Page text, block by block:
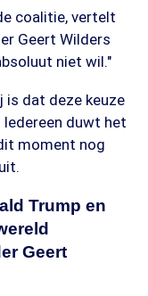
coalitie, vertelt
Geert Wilders
niet wil."
is dat deze keuze
duwt het
moment nog
Trump en
Geert